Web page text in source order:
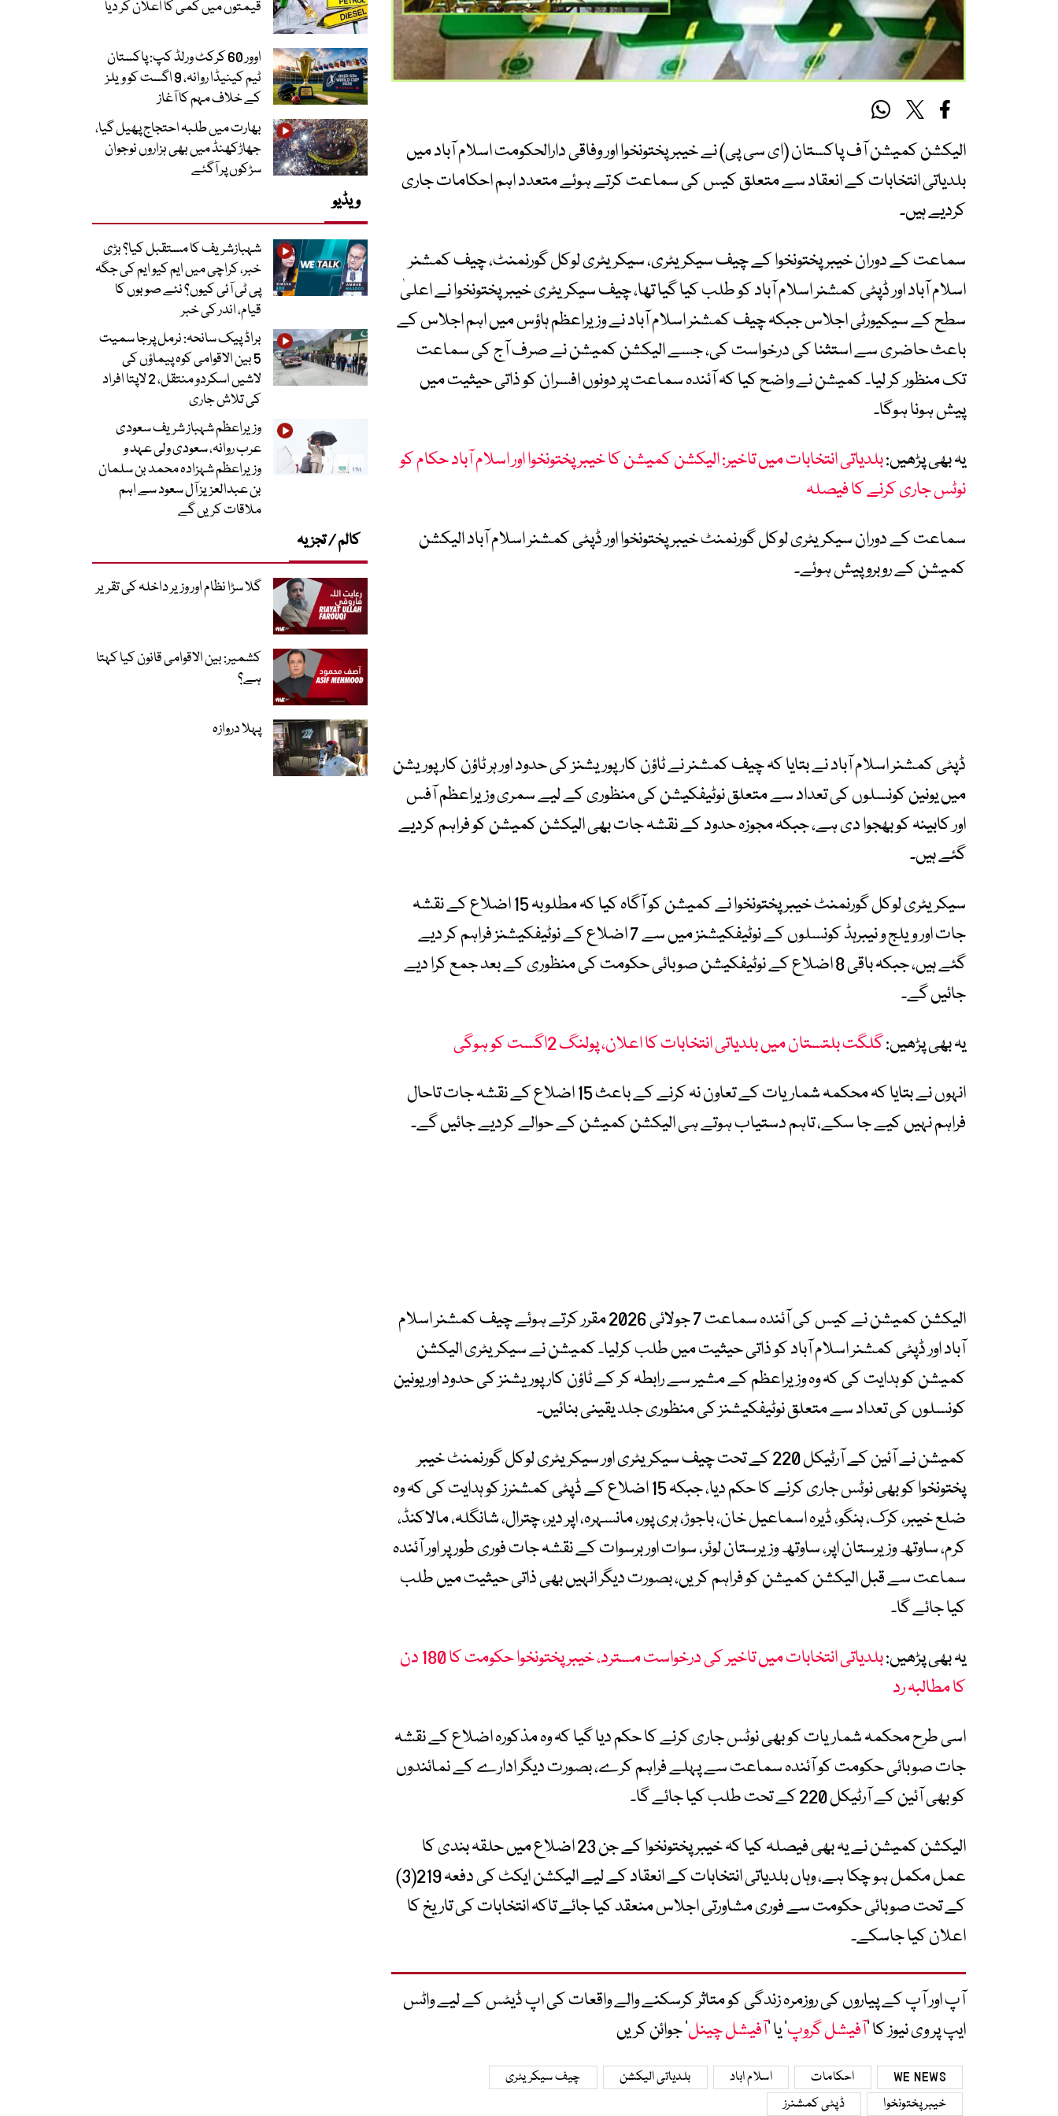
الیکشن کمیشن آف پاکستان (ای سی پی) نے خیبر پختونخوا اور وفاقی دارالحکومت اسلام آباد میں
بلدیاتی انتخابات کے انعقاد سے متعلق کیس کی سماعت کرتے ہوئے متعدد اہم احکامات جاری
کردیے ہیں۔
سماعت کے دوران خیبرپختونخوا کے چیف سیکریٹری، سیکریٹری لوکل گورنمنٹ، چیف کمشنر
اسلام آباد اور ڈپٹی کمشنر اسلام آباد کو طلب کیا گیا تھا، چیف سیکریٹری خیبر پختونخوا نے اعلیٰ
سطح کے سیکیورٹی اجلاس جبکہ چیف کمشنر اسلام آباد نے وزیراعظم ہاؤس میں اہم اجلاس کے
باعث حاضری سے استثنا کی درخواست کی، جسے الیکشن کمیشن نے صرف آج کی سماعت
تک منظور کر لیا۔ کمیشن نے واضح کیا کہ آئندہ سماعت پر دونوں افسران کو ذاتی حیثیت میں
پیش ہونا ہوگا۔
یہ بھی پڑھیں:بلدیاتی انتخابات میں تاخیر: الیکشن کمیشن کا خیبر پختونخوا اور اسلام آباد حکام کو
نوٹس جاری کرنے کا فیصلہ
سماعت کے دوران سیکریٹری لوکل گورنمنٹ خیبر پختونخوا اور ڈپٹی کمشنر اسلام آباد الیکشن
کمیشن کے روبرو پیش ہوئے۔
ڈپٹی کمشنر اسلام آباد نے بتایا کہ چیف کمشنر نے ٹاؤن کارپوریشنز کی حدود اور ہر ٹاؤن کارپوریشن
میں یونین کونسلوں کی تعداد سے متعلق نوٹیفکیشن کی منظوری کے لیے سمری وزیراعظم آفس
اور کابینہ کو بھجوا دی ہے، جبکہ مجوزہ حدود کے نقشہ جات بھی الیکشن کمیشن کو فراہم کردیے
گئے ہیں۔
سیکریٹری لوکل گورنمنٹ خیبر پختونخوا نے کمیشن کو آگاہ کیا کہ مطلوبہ 15 اضلاع کے نقشہ
جات اور ویلج و نیبرہڈ کونسلوں کے نوٹیفکیشنز میں سے 7 اضلاع کے نوٹیفکیشنز فراہم کر دیے
گئے ہیں، جبکہ باقی 8 اضلاع کے نوٹیفکیشن صوبائی حکومت کی منظوری کے بعد جمع کرا دیے
جائیں گے۔
یہ بھی پڑھیں:گلگت بلتستان میں بلدیاتی انتخابات کا اعلان، پولنگ 2اگست کو ہوگی
انہوں نے بتایا کہ محکمہ شماریات کے تعاون نہ کرنے کے باعث 15 اضلاع کے نقشہ جات تاحال
فراہم نہیں کیے جا سکے، تاہم دستیاب ہوتے ہی الیکشن کمیشن کے حوالے کردیے جائیں گے۔
الیکشن کمیشن نے کیس کی آئندہ سماعت 7 جولائی 2026 مقرر کرتے ہوئے چیف کمشنر اسلام
آباد اور ڈپٹی کمشنر اسلام آباد کو ذاتی حیثیت میں طلب کرلیا۔ کمیشن نے سیکریٹری الیکشن
کمیشن کو ہدایت کی کہ وہ وزیراعظم کے مشیر سے رابطہ کر کے ٹاؤن کارپوریشنز کی حدود اور یونین
کونسلوں کی تعداد سے متعلق نوٹیفکیشنز کی منظوری جلد یقینی بنائیں۔
کمیشن نے آئین کے آرٹیکل 220 کے تحت چیف سیکریٹری اور سیکریٹری لوکل گورنمنٹ خیبر
پختونخوا کو بھی نوٹس جاری کرنے کا حکم دیا، جبکہ 15 اضلاع کے ڈپٹی کمشنرز کو ہدایت کی کہ وہ
ضلع خیبر، کرک، ہنگو، ڈیرہ اسماعیل خان، باجوڑ، ہری پور، مانسہرہ، اپر دیر، چترال، شانگلہ، مالاکنڈ،
کرم، ساوتھ وزیرستان اپر، ساوتھ وزیرستان لوئر، سوات اور برسوات کے نقشہ جات فوری طور پر اور آئندہ
سماعت سے قبل الیکشن کمیشن کو فراہم کریں، بصورت دیگر انہیں بھی ذاتی حیثیت میں طلب
کیا جائے گا۔
یہ بھی پڑھیں:
بلدیاتی انتخابات میں تاخیر کی درخواست مسترد، خیبر پختونخوا حکومت کا 180 دن
کا مطالبہ رد
اسی طرح محکمہ شماریات کو بھی نوٹس جاری کرنے کا حکم دیا گیا کہ وہ مذکورہ اضلاع کے نقشہ
جات صوبائی حکومت کو آئندہ سماعت سے پہلے فراہم کرے، بصورت دیگر ادارے کے نمائندوں
کو بھی آئین کے آرٹیکل 220 کے تحت طلب کیا جائے گا۔
الیکشن کمیشن نے یہ بھی فیصلہ کیا کہ خیبر پختونخوا کے جن 23 اضلاع میں حلقہ بندی کا
عمل مکمل ہو چکا ہے، وہاں بلدیاتی انتخابات کے انعقاد کے لیے الیکشن ایکٹ کی دفعہ 219(3)
کے تحت صوبائی حکومت سے فوری مشاورتی اجلاس منعقد کیا جائے تاکہ انتخابات کی تاریخ کا
اعلان کیا جاسکے۔
آپ اور آپ کے پیاروں کی روزمرہ زندگی کو متاثر کرسکنے والے واقعات کی اپ ڈیٹس کے لیے واٹس
ایپ پر وی نیوز کا ’آفیشل گروپ‘ یا ’آفیشل چینل‘ جوائن کریں
WE NEWS احکامات اسلام اباد بلدیاتی الیکشن
چیف سیکریٹری
خیبرپختونخوا
ڈپٹی کمشنرز
قیمتوں میں کمی کا اعلان کر دیا
اوور 60 کرکٹ ورلڈ کپ: پاکستان
ٹیم کینیڈا روانہ، 9 اگست کو ویلز
کے خلاف مہم کا آغاز
بھارت میں طلبہ احتجاج پھیل گیا،
جھاڑکھنڈ میں بھی ہزاروں نوجوان
سڑکوں پر آگئے
ویڈیو
شہبازشریف کا مستقبل کیا؟ بڑی
خبر، کراچی میں ایم کیو ایم کی جگہ
پی ٹی آئی کیوں؟ نئے صوبوں کا
قیام، اندر کی خبر
براڈ پیک سانحہ: نرمل پرجا سمیت
5 بین الاقوامی کوہ پیماؤں کی
لاشیں اسکردو منتقل، 2 لاپتا افراد
کی تلاش جاری
وزیراعظم شہباز شریف سعودی
عرب روانہ، سعودی ولی عہد و
وزیراعظم شہزادہ محمد بن سلمان
بن عبدالعزیز آل سعود سے اہم
ملاقات کریں گے
کالم / تجزیہ
گلا سڑا نظام اور وزیر داخلہ کی تقریر
کشمیر: بین الاقوامی قانون کیا کہتا
ہے؟
پہلا دروازہ